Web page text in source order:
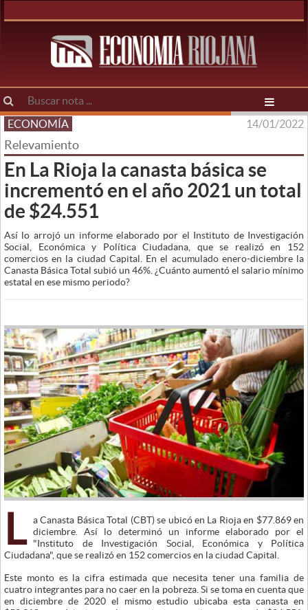
ECONOMÍA 14/01/2022
Relevamiento
En La Rioja la canasta básica se
incrementó en el año 2021 un total
de $24.551
Así lo arrojó un informe elaborado por el Instituto de Investigación
Social, Económica y Política Ciudadana, que se realizó en 152
comercios en la ciudad Capital. En el acumulado enero-diciembre la
Canasta Básica Total subió un 46%. ¿Cuánto aumentó el salario mínimo
estatal en ese mismo periodo?
L
a Canasta Básica Total (CBT) se ubicó en La Rioja en $77.869 en
diciembre. Así lo determinó un informe elaborado por el
"Instituto de Investigación Social, Económica y Política
Ciudadana", que se realizó en 152 comercios en la ciudad Capital.
Este monto es la cifra estimada que necesita tener una familia de
cuatro integrantes para no caer en la pobreza. Si se toma en cuenta que
en diciembre de 2020 el mismo estudio ubicaba esta canasta en